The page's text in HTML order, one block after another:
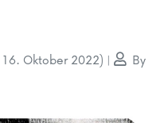
Oktober 2022) |
By